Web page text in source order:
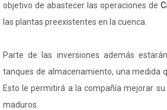
objetivo de abastecer las operaciones de
las plantas preexistentes en la cuenca.
Parte de las inversiones además
tanques de almacenamiento, una medida
Esto le permitirá a la compañía mejorar
maduros.